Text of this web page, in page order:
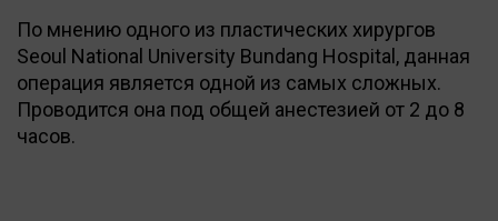
По мнению одного из пластических хирургов
Seoul National University Bundang Hospital, данная
операция является одной из самых сложных.
Проводится она под общей анестезией от 2 до 8
часов.